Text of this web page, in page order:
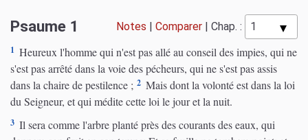
Psaume 1 Notes | Comparer | Chap. :
1 Heureux l'homme qui n'est pas allé au conseil des impies, qui ne
s'est pas arrêté dans la voie des pécheurs, qui ne s'est pas assis
dans la chaire de pestilence ; 2 Mais dont la volonté est dans la loi
du Seigneur, et qui médite cette loi le jour et la nuit.
3 Il sera comme l'arbre planté près des courants des eaux, qui